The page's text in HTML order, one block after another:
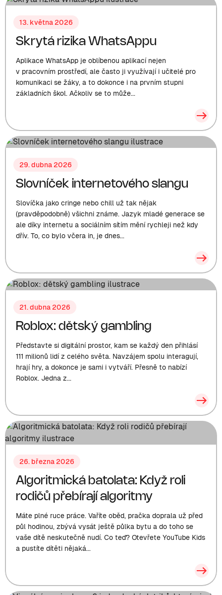
13. května 2026
Skrytá rizika WhatsAppu
Aplikace WhatsApp je oblíbenou aplikací nejen
v pracovním prostředí, ale často ji využívají i učitelé pro
komunikaci se žáky, a to dokonce i na prvním stupni
základních škol. Ačkoliv se to může...
29. dubna 2026
Slovníček internetového slangu
Slovíčka jako cringe nebo chill už tak nějak
(pravděpodobně) všichni známe. Jazyk mladé generace se
ale díky internetu a sociálním sítím mění rychleji než kdy
dřív. To, co bylo včera in, je dnes...
21. dubna 2026
Roblox: dětský gambling
Představte si digitální prostor, kam se každý den přihlásí
111 milionů lidí z celého světa. Navzájem spolu interagují,
hrají hry, a dokonce je sami i vytváří. Přesně to nabízí
Roblox. Jedna z...
26. března 2026
Algoritmická batolata: Když roli
rodičů přebírají algoritmy
Máte plné ruce práce. Vaříte oběd, pračka doprala už před
půl hodinou, zbývá vysát ještě půlka bytu a do toho se
vaše dítě neskutečně nudí. Co teď? Otevřete YouTube Kids
a pustíte dítěti nějaká...